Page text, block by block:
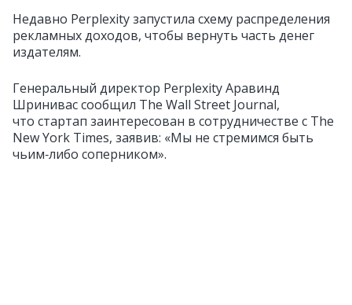
Недавно Perplexity запустила схему распределения
рекламных доходов, чтобы вернуть часть денег
издателям.
Генеральный директор Perplexity Аравинд
Шринивас сообщил The Wall Street Journal,
что стартап заинтересован в сотрудничестве с The
New York Times, заявив: «Мы не стремимся быть
чьим‑либо соперником».